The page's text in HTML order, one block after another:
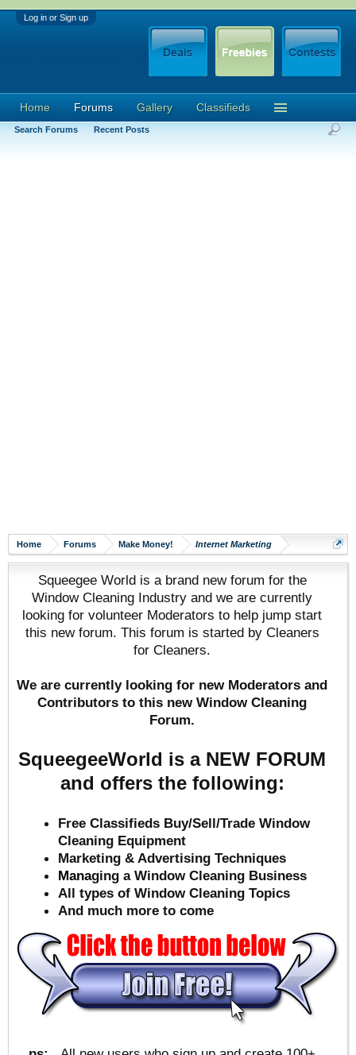
Log in or Sign up
Home Forums Make Money! Internet Marketing
Squeegee World is a brand new forum for the
Window Cleaning Industry and we are currently
looking for volunteer Moderators to help jump start
this new forum. This forum is started by Cleaners
for Cleaners.
We are currently looking for new Moderators and
Contributors to this new Window Cleaning
Forum.
SqueegeeWorld is a NEW FORUM
and offers the following:
Free Classifieds Buy/Sell/Trade Window
Cleaning Equipment
Marketing & Advertising Techniques
Managing a Window Cleaning Business
All types of Window Cleaning Topics
And much more to come
Home Forums
Search Forums Recent Posts
Gallery Classifieds